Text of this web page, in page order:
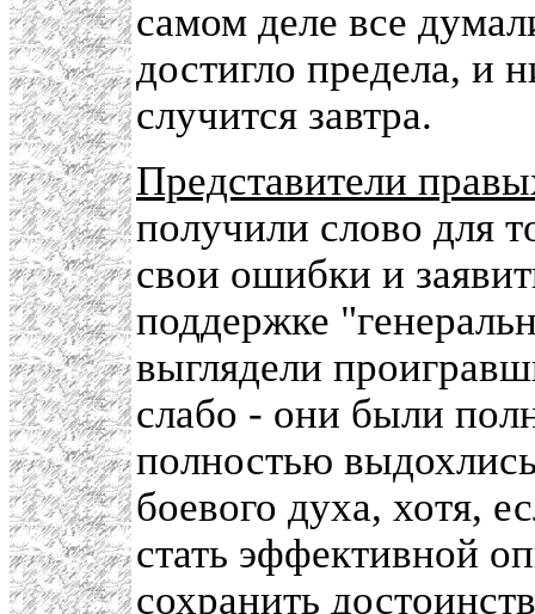
самом деле все
достигло предела, и
случится завтра.
Представители
получили слово для
свои ошибки и
поддержке
выглядели
слабо - они были
полностью
боевого духа, хотя,
стать эффективной
сохранить